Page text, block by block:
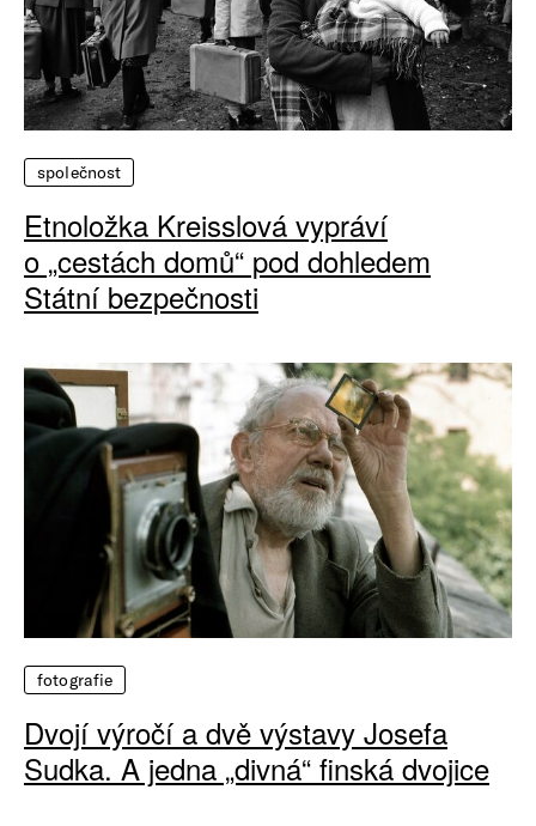
společnost
Etnoložka Kreisslová vypráví
o „cestách domů“ pod dohledem
Státní bezpečnosti
fotografie
Dvojí výročí a dvě výstavy Josefa
Sudka. A jedna „divná“ finská dvojice